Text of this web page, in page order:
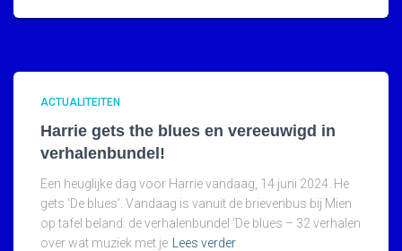
ACTUALITEITEN
Harrie gets the blues en vereeuwigd in
verhalenbundel!
Een heuglijke dag voor Harrie vandaag, 14 juni 2024. He
gets ‘De blues’. Vandaag is vanuit de brievenbus bij Mien
op tafel beland: de verhalenbundel ‘De blues – 32 verhalen
over wat muziek met je
Lees verder